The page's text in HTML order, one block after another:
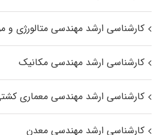
کارشناسی ارشد مهندسی متالورژی و
کارشناسی ارشد مهندسی مکانیک
کارشناسی ارشد مهندسی معماری
کارشناسی ارشد مهندسی معدن